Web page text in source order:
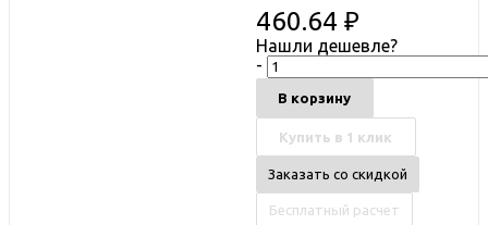
460.64 ₽
Нашли дешевле?
-
В корзину
Купить в 1 клик
Заказать со скидкой
Бесплатный расчет